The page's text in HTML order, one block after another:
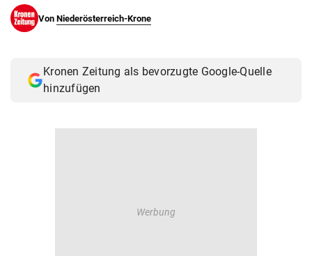
Von Niederösterreich-Krone
Kronen Zeitung als bevorzugte Google-Quelle
hinzufügen